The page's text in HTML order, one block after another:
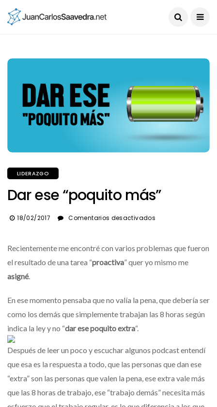
LIDERAZGO
Dar ese “poquito más”
18/02/2017 Comentarios desactivados
“poquito
más”
Recientemente me encontré con varios problemas que fueron
el resultado de una tarea “proactiva” quer yo mismo me
asigné.
En ese momento pensaba que no valía la pena, que debería ser
como los demás que simplemente trabajan las 8 horas según
indica la ley y no “dar ese poquito extra“.
Después de leer un poco y escuchar algunos podcast entendí
que esa es la respuesta a todo, que las personas que dan ese
“extra” son las personas que valen la pena, ese extra vale más
que las 8 horas de trabajo, ese “trabajo demás” necesita más